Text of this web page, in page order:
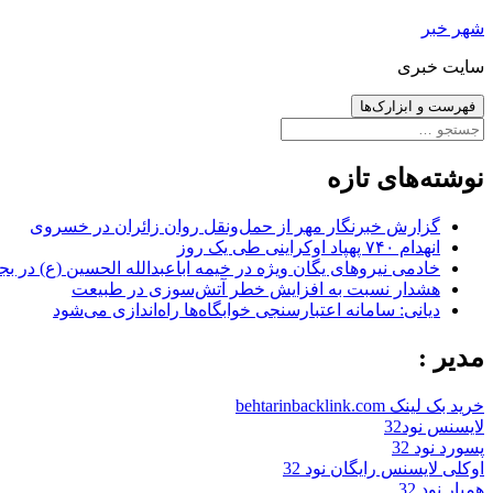
رفتن
نوشته‌ها
شهر خبر
سایت خبری
فهرست و ابزارک‌ها
جستجو
نوشته‌های تازه
گزارش خبرنگار مهر از حمل‌ونقل روان زائران در خسروی
انهدام ۷۴۰ پهپاد اوکراینی طی یک روز
خادمی نیروهای یگان ویژه در خیمه اباعبدالله الحسین (ع) در
هشدار نسبت به افزایش خطر آتش‌سوزی در طبیعت
دیانی: سامانه اعتبارسنجی خوابگاه‌ها راه‌اندازی می‌شود
مدیر :
خرید بک لینک behtarinbacklink.com
لایسنس نود32
پسورد نود 32
اوکلی لایسنس رایگان نود 32
همیار نود 32